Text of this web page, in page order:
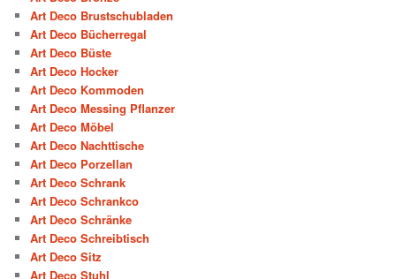
Art Deco Brustschubladen
Art Deco Bücherregal
Art Deco Büste
Art Deco Hocker
Art Deco Kommoden
Art Deco Messing Pflanzer
Art Deco Möbel
Art Deco Nachttische
Art Deco Porzellan
Art Deco Schrank
Art Deco Schrankco
Art Deco Schränke
Art Deco Schreibtisch
Art Deco Sitz
Art Deco Stuhl